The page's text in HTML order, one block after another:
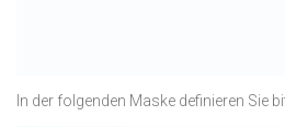
In der folgenden Maske definieren Sie